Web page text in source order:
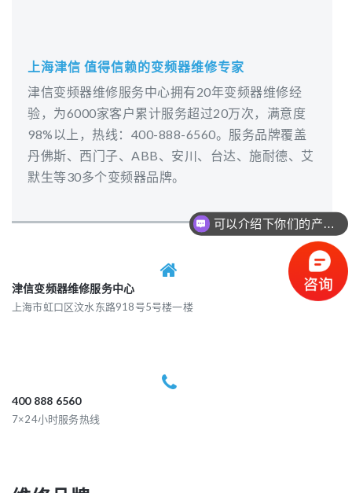
上海津信 值得信赖的变频器维修专家
津信变频器维修服务中心拥有20年变频器维修经
验，为6000家客户累计服务超过20万次，满意度
98%以上，热线：400-888-6560。服务品牌覆盖
丹佛斯、西门子、ABB、安川、台达、施耐德、艾
默生等30多个变频器品牌。
津信变频器维修服务中心
上海市虹口区汶水东路918号5号楼一楼
400 888 6560
7×24小时服务热线
可以介绍下你们的产品么？